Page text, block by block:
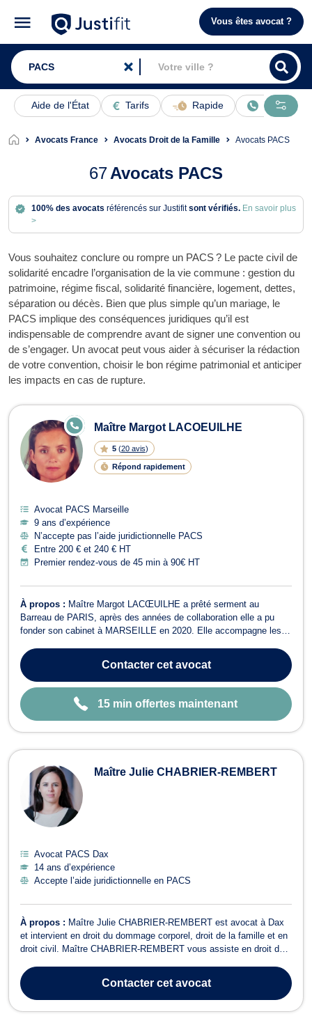
Vous êtes avocat ?
Aide de l'État Tarifs Rapide En ligne
Avocats France Avocats Droit de la Famille Avocats PACS
67Avocats PACS
100% des avocats référencés sur Justifitsont vérifiés. En savoir plus
>
Vous souhaitez conclure ou rompre un PACS ? Le pacte civil de
solidarité encadre l’organisation de la vie commune : gestion du
patrimoine, régime fiscal, solidarité financière, logement, dettes,
séparation ou décès. Bien que plus simple qu’un mariage, le
PACS implique des conséquences juridiques qu’il est
indispensable de comprendre avant de signer une convention ou
de s’engager. Un avocat peut vous aider à sécuriser la rédaction
de votre convention, choisir le bon régime patrimonial et anticiper
les impacts en cas de rupture.
Avocats en PACS
Maître Margot LACOEUILHE
5 (20 avis)
Répond rapidement
E
N
LI
G
N
E
Avocat PACS Marseille
9 ans d’expérience
N’accepte pas l’aide juridictionnelle PACS
Entre 200 € et 240 € HT
Premier rendez-vous de 45 min à 90€ HT
À propos : Maître Margot LACŒUILHE a prêté serment au
Barreau de PARIS, après des années de collaboration elle a pu
fonder son cabinet à MARSEILLE en 2020. Elle accompagne les
entrepreneurs dans la défense de leurs droits, avec une approche
fondée sur l'écoute, la réactivité e...
Contactercet avocat
15 min offertes maintenant
Maître Julie CHABRIER-REMBERT
Avocat PACS Dax
14 ans d’expérience
Accepte l’aide juridictionnelle en PACS
À propos : Maître Julie CHABRIER-REMBERT est avocat à Dax
et intervient en droit du dommage corporel, droit de la famille et en
droit civil. Maître CHABRIER-REMBERT vous assiste en droit du
professionnelles, de violences, d'accidents du travail. Son objectif
est de vous ...
Contactercet avocat